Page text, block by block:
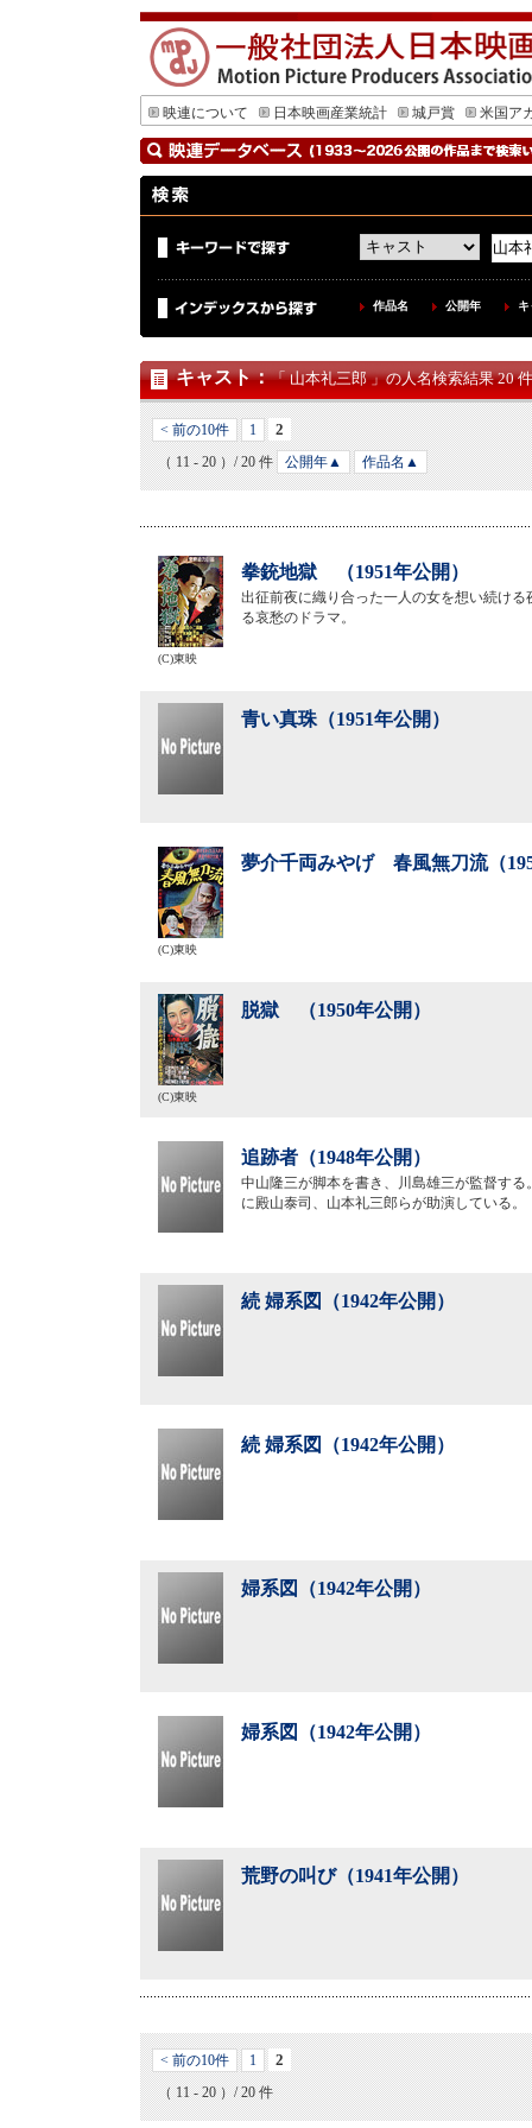
映連について 日本映画産業統計 城戸賞 米国ア
作品名 公開年
キャスト：「 山本礼三郎 」の人名検索結果 20 件
< 前の10件 1 2
（ 11 - 20 ）/ 20 件 公開年▲ 作品名▲
拳銃地獄 （1951年公開）
出征前夜に織り合った一人の女を想い続け
る哀愁のドラマ。
(C)東映
青い真珠（1951年公開）
夢介千両みやげ 春風無刀流（
(C)東映
脱獄 （1950年公開）
(C)東映
追跡者（1948年公開）
中山隆三が脚本を書き、川島雄三が監督す
に殿山泰司、山本礼三郎らが助演している。
続 婦系図（1942年公開）
続 婦系図（1942年公開）
婦系図（1942年公開）
婦系図（1942年公開）
荒野の叫び（1941年公開）
< 前の10件 1 2
（ 11 - 20 ）/ 20 件